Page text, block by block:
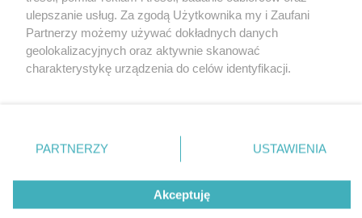
zapoznać się z:
polityką prywatności regulamin korzystania z portali
Twojemiasto
Piekary Śląskie
Chorzów
Tarnowskie Góry
Gliwice
Skontakuj sięz nami
Kontakt
Wydawca
Redakcja
ulepszanie usług. Za zgodą Użytkownika my i Zaufani
Partnerzy możemy używać dokładnych danych
geolokalizacyjnych oraz aktywnie skanować
charakterystykę urządzenia do celów identyfikacji.
zmienić/wycofać klikając przycisk ustawień prywatności
znajdujący się w lewym dolnym rogu strony
rodzaje przetwarzania danych nie wymagają zgody
użytkownika, ale masz prawo sprzeciwić się takiemu
przetwarzaniu. Preferencje będą miały zastosowania tylko
PARTNERZY USTAWIENIA
Akceptuję